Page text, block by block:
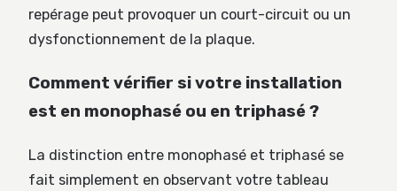
repérage peut provoquer un court-circuit ou un
dysfonctionnement de la plaque.
Comment vérifier si votre installation
est en monophasé ou en triphasé ?
La distinction entre monophasé et triphasé se
fait simplement en observant votre tableau